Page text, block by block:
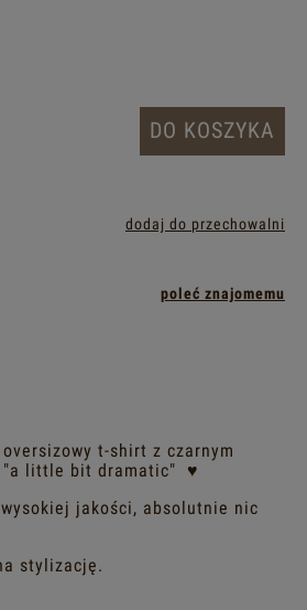
DO KOSZYKA
dodaj do przechowalni
poleć znajomemu
t-shirt z czarnym
"a little bit dramatic" ♥
wysokiej jakości, absolutnie nic
stylizację.